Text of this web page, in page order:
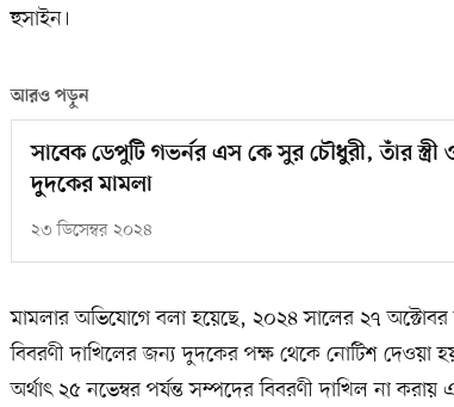
হুসাইন।
আরও পড়ুন
সাবেক ডেপুটি গভর্নর এস কে সুর চৌধুরী, তাঁর স্ত্রী
দুদকের মামলা
২৩ ডিসেম্বর ২০২৪
মামলার অভিযোগে বলা হয়েছে, ২০২৪ সালের ২৭
বিবরণী দাখিলের জন্য দুদকের পক্ষ থেকে নোটিশ দেওয়া
অর্থাৎ ২৫ নভেম্বর পর্যন্ত সম্পদের বিবরণী দাখিল না